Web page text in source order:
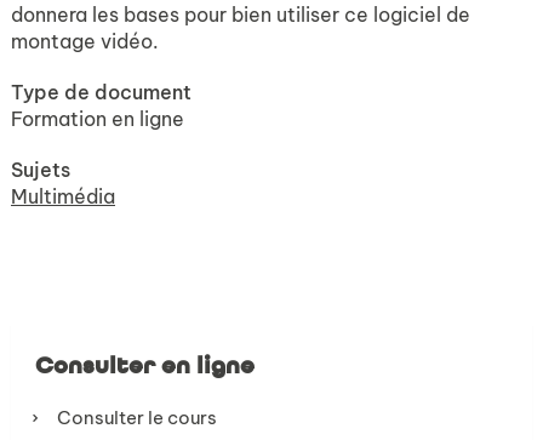
donnera les bases pour bien utiliser ce logiciel de
montage vidéo.
Type de document
Formation en ligne
Sujets
Multimédia
Consulter en ligne
Consulter le cours